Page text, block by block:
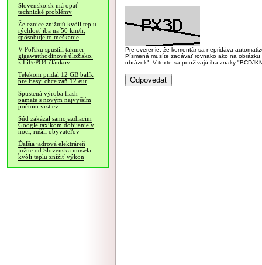
Slovensko.sk má opäť
technické problémy
Železnice znižujú kvôli teplu
rýchlosť iba na 50 km/h,
spôsobuje to meškanie
V Poľsku spustili takmer
gigawatthodinové úložisko,
z LiFePO4 článkov
Telekom pridal 12 GB balík
pre Easy, chce zaň 12 eur
Spustená výroba flash
pamäte s novým najvyšším
počtom vrstiev
Súd zakázal samojazdiacim
Google taxíkom dobíjanie v
noci, rušili obyvateľov
Ďalšia jadrová elektráreň
južne od Slovenska musela
kvôli teplu znížiť výkon
Pre overenie, že komentár sa nepridáva
Písmená musíte zadávať rovnako ako na
obrázok". V texte sa používajú iba znaky